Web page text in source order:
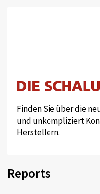
Finden Sie über die
und unkompliziert
Herstellern.
Reports